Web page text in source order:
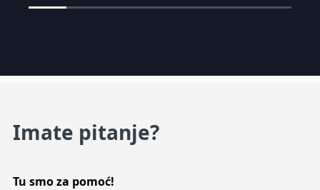
Imate pitanje?
Tu smo za pomoć!